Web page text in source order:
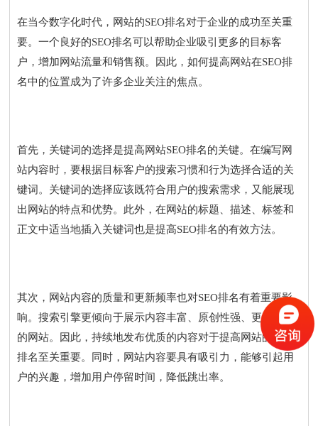
在当今数字化时代，网站的SEO排名对于企业的成功至关重
要。一个良好的SEO排名可以帮助企业吸引更多的目标客
户，增加网站流量和销售额。因此，如何提高网站在SEO排
名中的位置成为了许多企业关注的焦点。
首先，关键词的选择是提高网站SEO排名的关键。在编写网
站内容时，要根据目标客户的搜索习惯和行为选择合适的关
键词。关键词的选择应该既符合用户的搜索需求，又能展现
出网站的特点和优势。此外，在网站的标题、描述、标签和
正文中适当地插入关键词也是提高SEO排名的有效方法。
其次，网站内容的质量和更新频率也对SEO排名有着重要影
响。搜索引擎更倾向于展示内容丰富、原创性强、更新频繁
的网站。因此，持续地发布优质的内容对于提高网站的SEO
排名至关重要。同时，网站内容要具有吸引力，能够引起用
户的兴趣，增加用户停留时间，降低跳出率。